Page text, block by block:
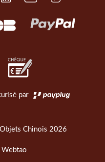
par
Chinois 2026
Webtao